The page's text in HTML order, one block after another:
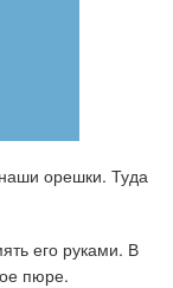
орешки. Туда
его руками. В
пюре.